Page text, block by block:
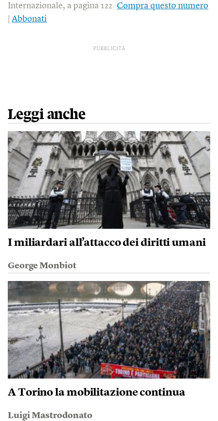
Internazionale, a pagina 122. Compra questo numero
Abbonati
PUBBLICITÀ
Leggi anche
I miliardari all’attacco dei diritti umani
George Monbiot
A Torino la mobilitazione continua
Luigi Mastrodonato